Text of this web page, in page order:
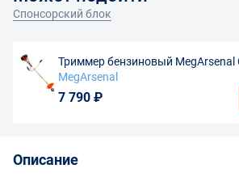
Спонсорский блок
Триммер бензиновый MegArsenal
(цельный вал)/ MTU 2000
MegArsenal
7 790 ₽
Описание